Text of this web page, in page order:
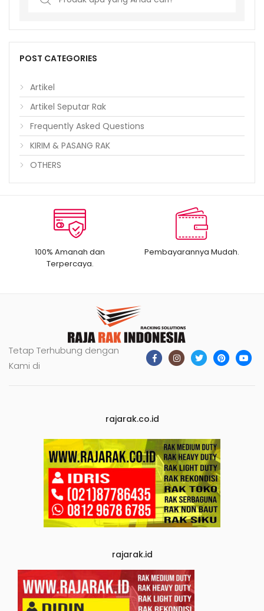
POST CATEGORIES
Artikel
Artikel Seputar Rak
Frequently Asked Questions
KIRIM & PASANG RAK
OTHERS
100% Amanah dan
Terpercaya.
Pembayarannya Mudah.
Tetap Terhubung dengan
Kami di
rajarak.co.id
rajarak.id